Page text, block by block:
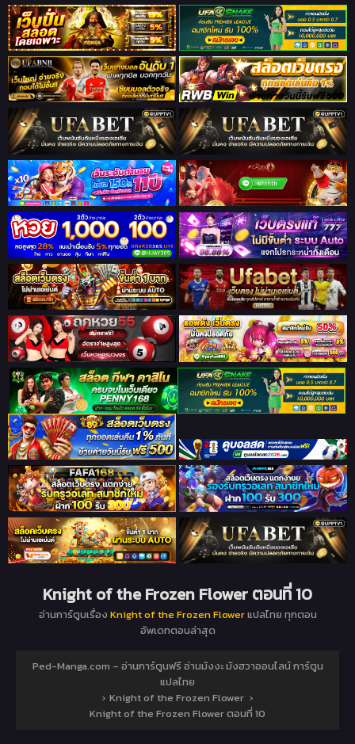
Knight of the Frozen Flower ตอนที่ 10
อ่านการ์ตูนเรื่อง Knight of the Frozen Flowerแปลไทย ทุกตอน
อัพเดทตอนล่าสุด
Ped-Manga.com – อ่านการ์ตูนฟรี อ่านมังงะ มังฮวาออนไลน์ การ์ตูน
แปลไทย
› Knight of the Frozen Flower ›
Knight of the Frozen Flower ตอนที่ 10